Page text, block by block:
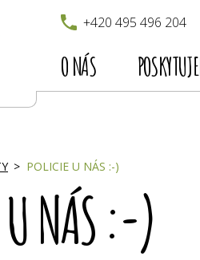
+420 495 496 204
O NÁS
POLICIE U NÁS :-)
U NÁS :-)